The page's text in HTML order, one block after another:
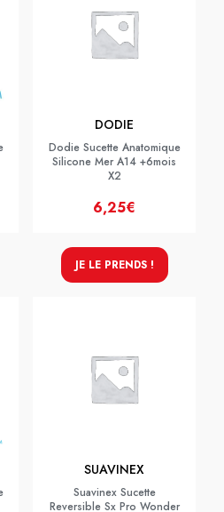
DODIE
Dodie Sucette Anatomique
Silicone Mer A14 +6mois
X2
6,25€
JE LE PRENDS !
SUAVINEX
Suavinex Sucette
Reversible Sx Pro Wonder